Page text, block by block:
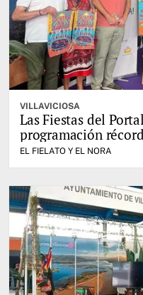
VILLAVICIOSA
Las Fiestas del
programación
EL FIELATO Y EL NORA